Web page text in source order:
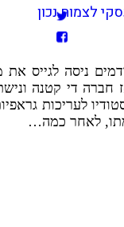
לצמוח נכון
די קטנה
לעריכות
לאחר כמה…